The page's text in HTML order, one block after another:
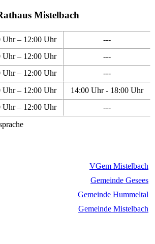
Mistelbach
Uhr – 12:00 Uhr
---
Uhr – 12:00 Uhr
---
Uhr – 12:00 Uhr
---
Uhr – 12:00 Uhr
14:00 Uhr - 18:00 Uhr
Uhr – 12:00 Uhr
---
VGem Mistelbach
Gemeinde Gesees
Gemeinde Hummeltal
Gemeinde Mistelbach